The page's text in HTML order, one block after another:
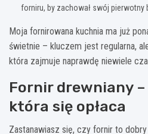
forniru, by zachował swój pierwotny
Moja fornirowana kuchnia ma już
świetnie – kluczem jest regularna,
która zajmuje naprawdę niewiele
Fornir drewniany
która się opłaca
Zastanawiasz się, czy fornir to